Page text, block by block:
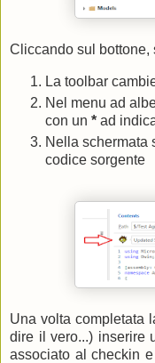
Cliccando sul bottone,
La toolbar
Nel menu ad
con un * ad
Nella schermata
codice sorgente
Una volta completata
dire il vero...) inserire
associato al checkin